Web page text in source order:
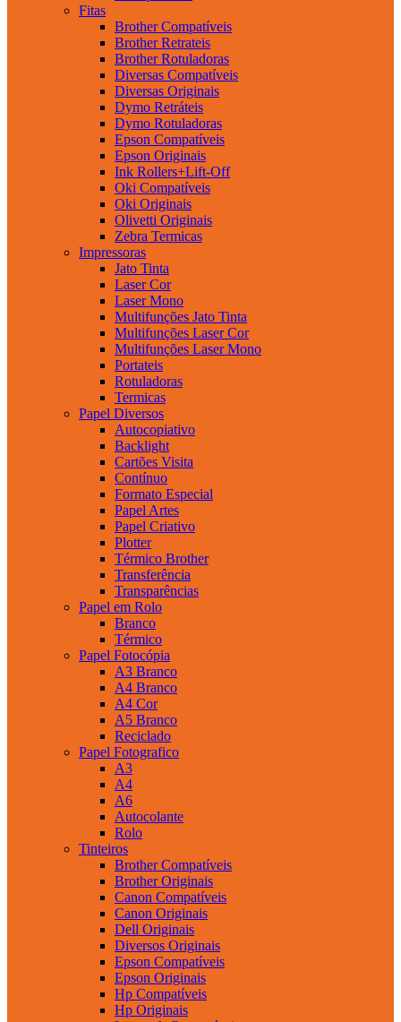
Fitas
Brother Compatíveis
Brother Retrateis
Brother Rotuladoras
Diversas Compatíveis
Diversas Originais
Dymo Retráteis
Dymo Rotuladoras
Epson Compatíveis
Epson Originais
Ink Rollers+Lift-Off
Oki Compatíveis
Oki Originais
Olivetti Originais
Zebra Termicas
Impressoras
Jato Tinta
Laser Cor
Laser Mono
Multifunções Jato Tinta
Multifunções Laser Cor
Multifunções Laser Mono
Portateis
Rotuladoras
Termicas
Papel Diversos
Autocopiativo
Backlight
Cartões Visita
Contínuo
Formato Especial
Papel Artes
Papel Criativo
Plotter
Térmico Brother
Transferência
Transparências
Papel em Rolo
Branco
Térmico
Papel Fotocópia
A3 Branco
A4 Branco
A4 Cor
A5 Branco
Reciclado
Papel Fotografico
A3
A4
A6
Autocolante
Rolo
Tinteiros
Brother Compatíveis
Brother Originais
Canon Compatíveis
Canon Originais
Dell Originais
Diversos Originais
Epson Compatíveis
Epson Originais
Hp Compatíveis
Hp Originais